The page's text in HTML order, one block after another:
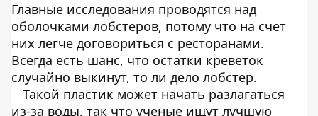
Главные исследования проводятся над
оболочками лобстеров, потому что на счет
них легче договориться с ресторанами.
Всегда есть шанс, что остатки креветок
случайно выкинут, то ли дело лобстер.
Такой пластик может начать разлагаться
из-за воды, так что ученые ищут лучшую